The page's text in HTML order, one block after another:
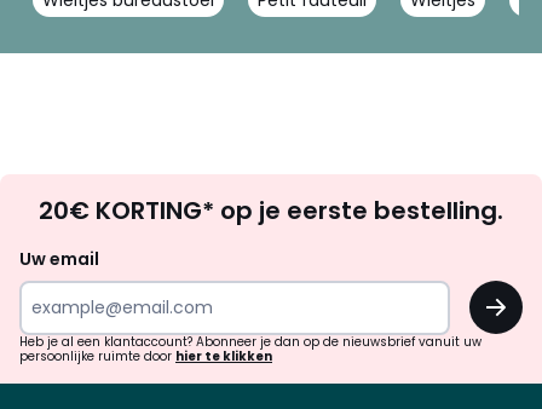
zoek
inspiratie
verrassingen?
20€ KORTING* op je eerste bestelling.
Uw email
OK
Heb je al een klantaccount? Abonneer je dan op de nieuwsbrief vanuit uw
persoonlijke ruimte door hier te klikken